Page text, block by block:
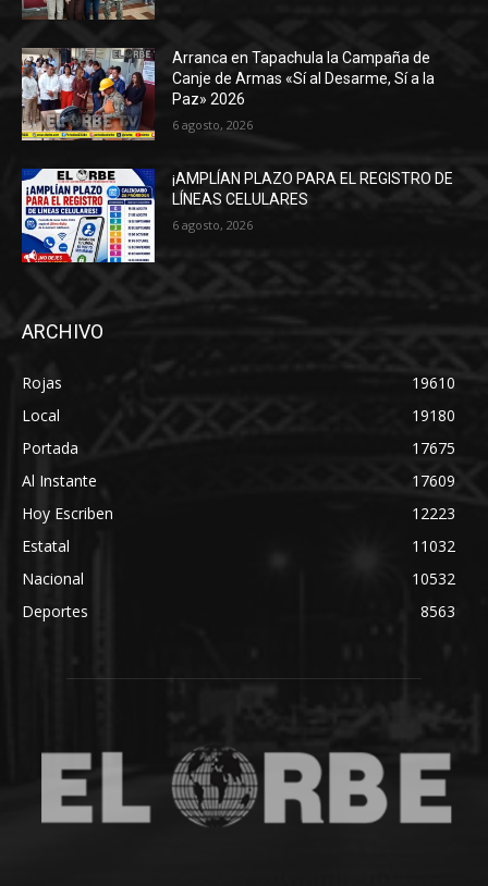
Arranca en Tapachula la Campaña de
Canje de Armas «Sí al Desarme, Sí a la
Paz» 2026
6 agosto, 2026
¡AMPLÍAN PLAZO PARA EL REGISTRO DE
LÍNEAS CELULARES
6 agosto, 2026
ARCHIVO
Rojas
19610
Local
19180
Portada
17675
Al Instante
17609
Hoy Escriben
12223
Estatal
11032
Nacional
10532
Deportes
8563